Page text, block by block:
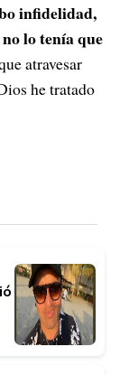
infidelidad,
lo tenía que
atravesar
he tratado